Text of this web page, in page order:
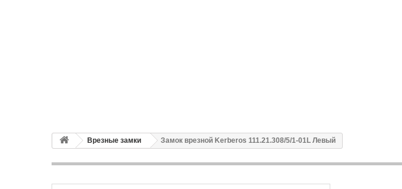
Врезные замки Замок врезной Kerberos 111.21.308/5/1-01L Левый